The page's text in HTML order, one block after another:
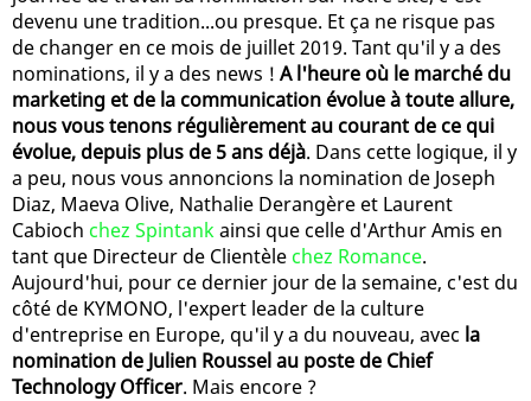
devenu une tradition...ou presque. Et ça ne risque pas
de changer en ce mois de juillet 2019. Tant qu'il y a des
nominations, il y a des news ! A l'heure où le marché du
marketing et de la communication évolue à toute allure,
nous vous tenons régulièrement au courant de ce qui
évolue, depuis plus de 5 ans déjà. Dans cette logique, il y
a peu, nous vous annoncions la nomination de Joseph
Diaz, Maeva Olive, Nathalie Derangère et Laurent
Cabioch chez Spintankainsi que celle d'Arthur Amis en
tant que Directeur de Clientèle chez Romance.
Aujourd'hui, pour ce dernier jour de la semaine, c'est du
côté de KYMONO, l'expert leader de la culture
d'entreprise en Europe, qu'il y a du nouveau, avec la
nomination de Julien Roussel au poste de Chief
Technology Officer. Mais encore ?